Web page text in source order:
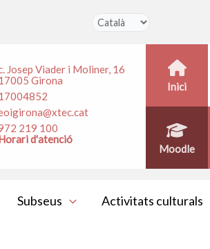
Josep Viader i Moliner, 16
Girona
219 100
d'atenció
Inici
Moodle
Subseus Activitats culturals